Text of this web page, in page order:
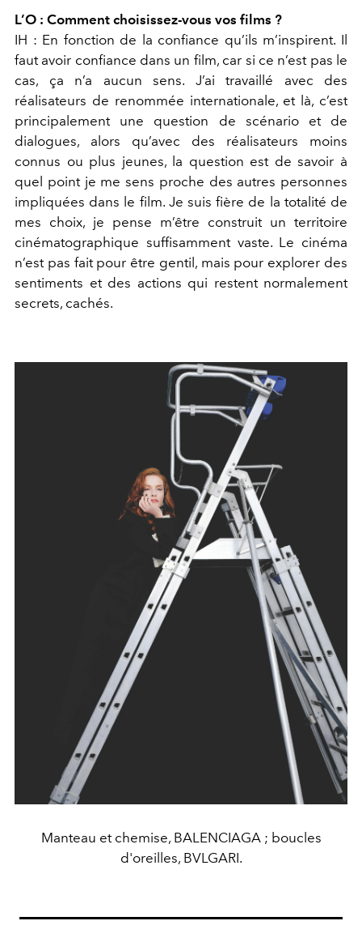
L’O : Comment choisissez-vous vos films ?
IH : En fonction de la confiance qu’ils m’inspirent. Il
faut avoir confiance dans un film, car si ce n’est pas le
cas, ça n’a aucun sens. J’ai travaillé avec des
réalisateurs de renommée internationale, et là, c’est
principalement une question de scénario et de
dialogues, alors qu’avec des réalisateurs moins
connus ou plus jeunes, la question est de savoir à
quel point je me sens proche des autres personnes
impliquées dans le film. Je suis fière de la totalité de
mes choix, je pense m’être construit un territoire
cinématographique suffisamment vaste. Le cinéma
n’est pas fait pour être gentil, mais pour explorer des
sentiments et des actions qui restent normalement
secrets, cachés.
Manteau et chemise, BALENCIAGA ; boucles
d'oreilles, BVLGARI.